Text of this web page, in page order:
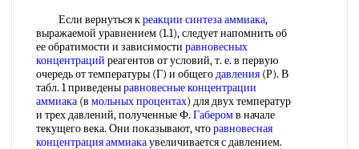
Если вернуться креакции синтеза аммиака,
выражаемой уравнением (1.1), следует напомнить об
ее обратимости и зависимости равновесных
концентраций реагентов от условий, т. е. в первую
очередь от температуры (Г) и общегодавления (Р). В
табл. 1 приведеныравновесные концентрации
аммиака (в мольных процентах) для двух температур
и трех давлений, полученные Ф. Габеромв начале
текущего века. Они показывают, чторавновесная
концентрация аммиакаувеличивается с давлением.